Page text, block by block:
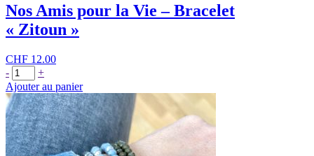
Nos Amis pour la Vie – Bracelet
« Zitoun »
CHF 12.00
- quantité
de
Nos
Amis
pour
la
Vie
+
Ajouter au panier